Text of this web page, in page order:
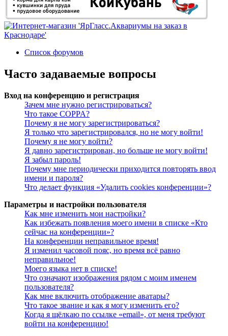
Список форумов
Часто задаваемые вопросы
Вход на конференцию и регистрация
Зачем мне нужно регистрироваться?
Что такое COPPA?
Почему я не могу зарегистрироваться?
Я только что зарегистрировался, но не могу войти!
Почему я не могу войти?
Я давно зарегистрирован, но больше не могу войти!
Я забыл пароль!
Почему мне периодически приходится повторять ввод
имени и пароля?
Что делает функция «Удалить cookies конференции»?
Параметры и настройки пользователя
Как мне изменить мои настройки?
Как избежать появления моего имени в списке «Кто
сейчас на конференции»?
На конференции неправильное время!
Я изменил часовой пояс, но время всё равно
неправильное!
Моего языка нет в списке!
Что означают изображения рядом с моим именем
пользователя?
Как мне включить отображение аватары?
Что такое звание и как я могу изменить его?
Когда я щёлкаю по ссылке «email», от меня требуют
войти на конференцию!